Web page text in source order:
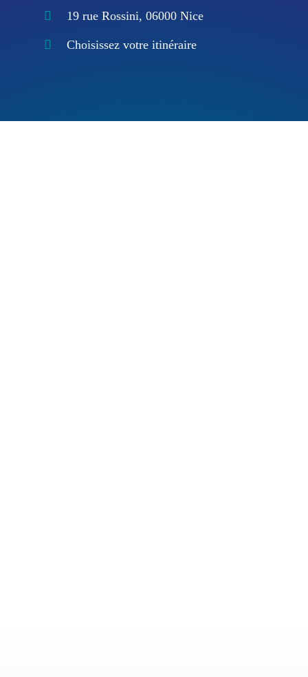
19 rue Rossini, 06000 Nice
Choisissez votre itinéraire